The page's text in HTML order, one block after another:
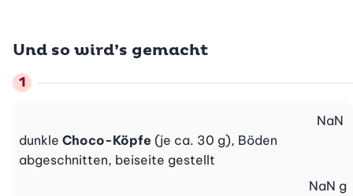
Und so wird’s gemacht
dunkle Choco-Köpfe (je ca. 30 g), Böden
abgeschnitten, beiseite gestellt
NaN
NaN g